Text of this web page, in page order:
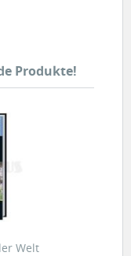
Produkte!
Welt